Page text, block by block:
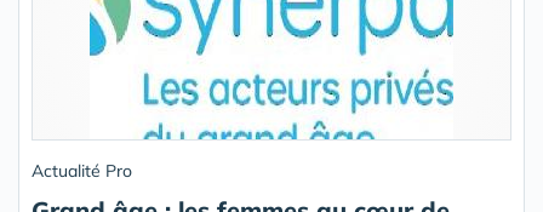
Actualité Pro